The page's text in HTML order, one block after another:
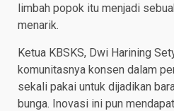
limbah popok itu menjadi
menarik.
Ketua KBSKS, Dwi Harining
komunitasnya konsen dalam
sekali pakai untuk dijadikan
bunga. Inovasi ini pun